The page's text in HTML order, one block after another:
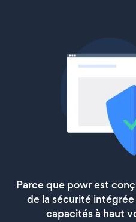
Parce que powr est
de la sécurité
capacités à haut